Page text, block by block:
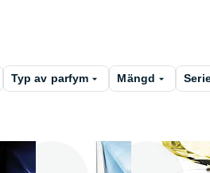
Typ av parfym Mängd